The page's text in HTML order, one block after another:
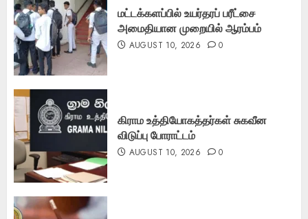
மட்டக்களப்பில் உயர்தரப் பரீட்சை
அமைதியான முறையில் ஆரம்பம்
AUGUST 10, 2026 0
கிராம உத்தியோகத்தர்கள் சுகவீன
விடுப்பு போராட்டம்
AUGUST 10, 2026 0